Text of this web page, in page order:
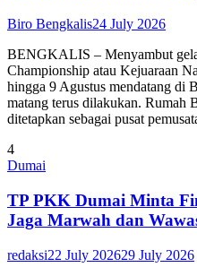
Biro Bengkalis24 July 2026
BENGKALIS – Menyambut
Championship atau Kejuaraan
hingga 9 Agustus mendatang di
matang terus dilakukan. Rumah
ditetapkan sebagai pusat
4
Dumai
TP PKK Dumai Minta
Jaga Marwah dan
redaksi22 July 202629 July 2026